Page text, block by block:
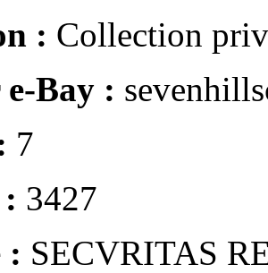
: Collection
Bay :
7
3427
: SECVRITAS